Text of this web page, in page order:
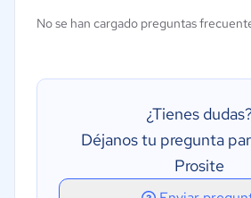
Opciones de publicación
Plantillas prediseñadas
No se han cargado preguntas
¿Tienes
Déjanos tu pregunta
Prosite